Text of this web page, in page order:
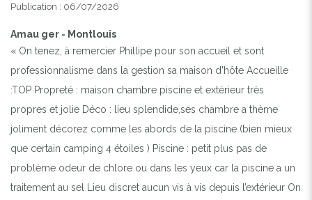
Publication : 06/07/2026
Amau ger - Montlouis
« On tenez, à remercier Phillipe pour son accueil et sont
professionnalisme dans la gestion sa maison d’hôte Accueille
:TOP Propreté : maison chambre piscine et extérieur très
propres et jolie Déco : lieu splendide,ses chambre a thème
joliment décorez comme les abords de la piscine (bien mieux
que certain camping 4 étoiles ) Piscine : petit plus pas de
problème odeur de chlore ou dans les yeux car la piscine a un
traitement au sel Lieu discret aucun vis à vis depuis l’extérieur On